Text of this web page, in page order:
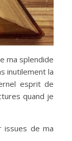
ma splendide
inutilement la
esprit de
quand je
issues de ma